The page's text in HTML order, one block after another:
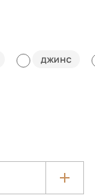
джинс